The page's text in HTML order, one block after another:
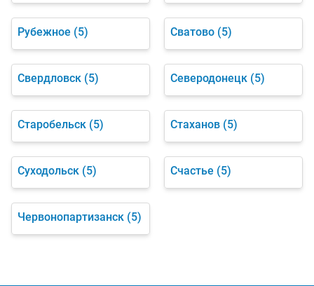
Рубежное (5) Сватово (5)
Свердловск (5) Северодонецк (5)
Старобельск (5) Стаханов (5)
Суходольск (5) Счастье (5)
Червонопартизанск (5)